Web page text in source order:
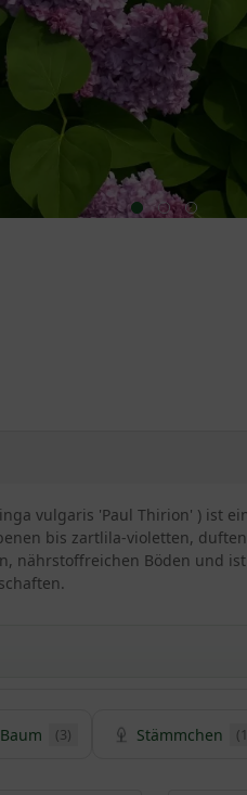
vulgaris 'Paul Thirion' ) ist
bis zartlila-violetten,
nährstoffreichen Böden und
Farbmomente
(3) Stämmchen